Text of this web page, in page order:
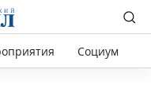
Социум